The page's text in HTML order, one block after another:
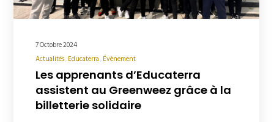
7 Octobre 2024
Actualités Educaterra Évènement
Les apprenants d’Educaterra
assistent au Greenweez grâce à la
billetterie solidaire